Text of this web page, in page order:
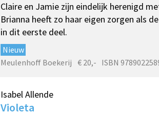
Claire en Jamie zijn eindelijk herenigd
Brianna heeft zo haar eigen zorgen als
in dit eerste deel.
Nieuw
Meulenhoff Boekerij € 20,- ISBN
Isabel Allende
Violeta